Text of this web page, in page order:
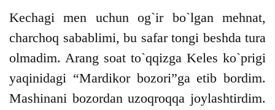
Kechagi men uchun og`ir bo`lgan mehnat,
charchoq sabablimi, bu safar tongi beshda tura
olmadim. Arang soat to`qqizga Keles ko`prigi
yaqinidagi “Mardikor bozori”ga etib bordim.
Mashinani bozordan uzoqroqqa joylashtirdim.